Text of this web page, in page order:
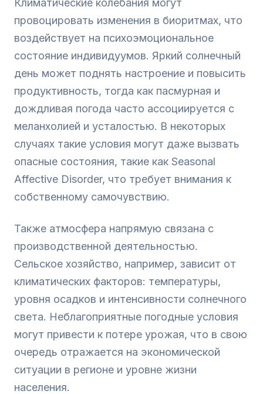
Климатические колебания могут
провоцировать изменения в биоритмах, что
воздействует на психоэмоциональное
состояние индивидуумов. Яркий солнечный
день может поднять настроение и повысить
продуктивность, тогда как пасмурная и
дождливая погода часто ассоциируется с
меланхолией и усталостью. В некоторых
случаях такие условия могут даже вызвать
опасные состояния, такие как Seasonal
Affective Disorder, что требует внимания к
собственному самочувствию.
Также атмосфера напрямую связана с
производственной деятельностью.
Сельское хозяйство, например, зависит от
климатических факторов: температуры,
уровня осадков и интенсивности солнечного
света. Неблагоприятные погодные условия
могут привести к потере урожая, что в свою
очередь отражается на экономической
ситуации в регионе и уровне жизни
населения.